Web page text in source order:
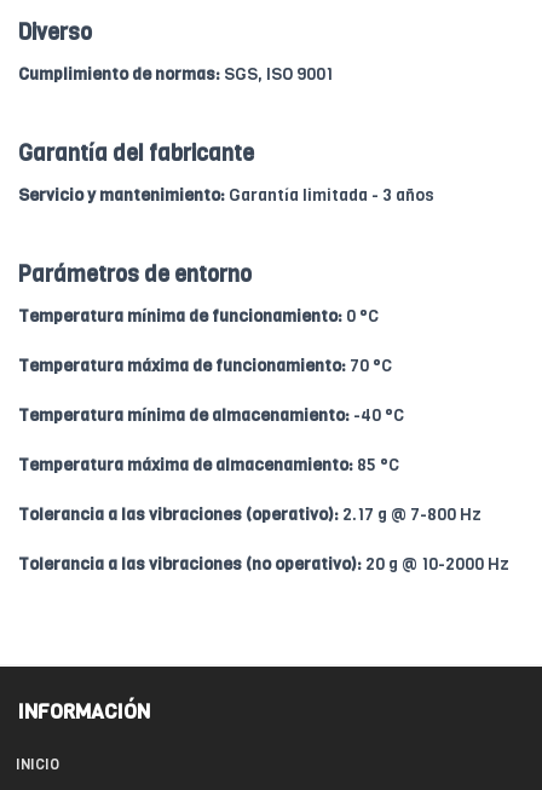
Diverso
Cumplimiento de normas: SGS, ISO 9001
Garantía del fabricante
Servicio y mantenimiento: Garantía limitada - 3 años
Parámetros de entorno
Temperatura mínima de funcionamiento: 0 °C
Temperatura máxima de funcionamiento: 70 °C
Temperatura mínima de almacenamiento: -40 °C
Temperatura máxima de almacenamiento: 85 °C
Tolerancia a las vibraciones (operativo): 2.17 g @ 7-800 Hz
Tolerancia a las vibraciones (no operativo): 20 g @ 10-2000 Hz
INFORMACIÓN
INICIO